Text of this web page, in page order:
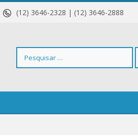
(12) 3646-2328 | (12) 3646-2888
Pesquisar